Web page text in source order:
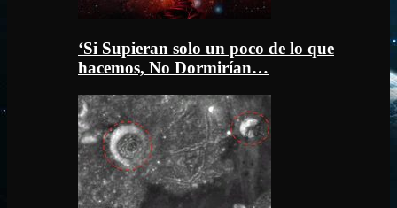
‘Si Supieran solo un poco de lo que
hacemos, No Dormirían…